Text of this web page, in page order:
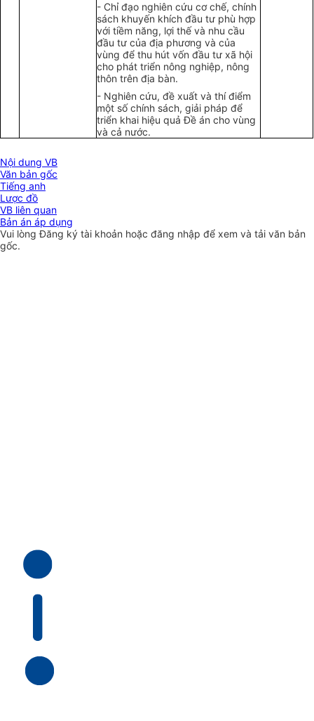
- Chỉ đạo nghiên cứu cơ chế, chính
sách khuyến khích đầu tư phù hợp
với tiềm năng, lợi thế và nhu cầu
đầu tư của địa phương và của
vùng để thu hút vốn đầu tư xã hội
cho phát triển nông nghiệp, nông
thôn trên địa bàn.
- Nghiên cứu, đề xuất và thí điểm
một số chính sách, giải pháp để
triển khai hiệu quả Đề án cho vùng
và cả nước.
Nội dung VB
Văn bản gốc
Tiếng anh
Lược đồ
VB liên quan
Bản án áp dụng
Vui lòngĐăng ký tài khoản hoặc đăng nhập để xem và tải văn bản
gốc.